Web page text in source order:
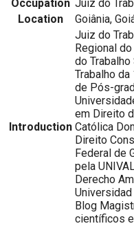
Occupation Juiz do
Location
Goiânia,
Introduction
Juiz do
Regional
do
Trabalho
de Pós-
em Direito
Católica
Direito
Federal de
pela
Derecho
Blog
científicos